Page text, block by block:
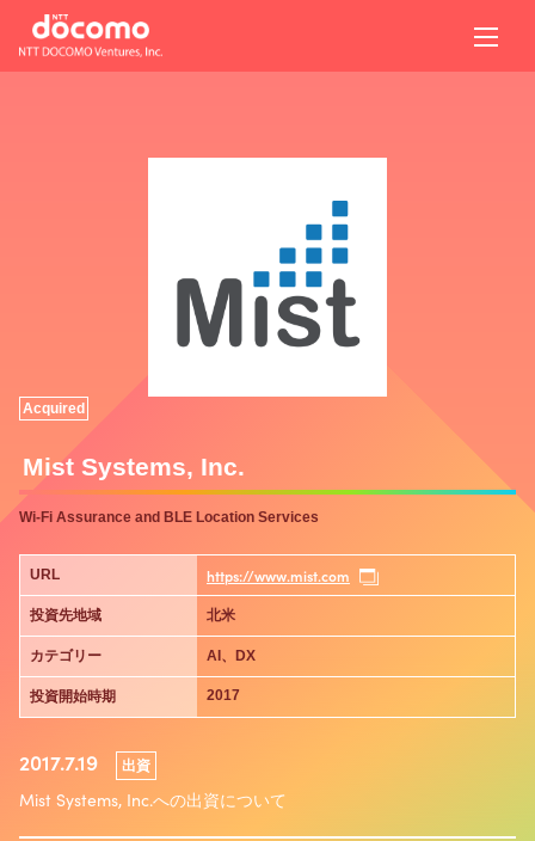
Acquired
Mist Systems, Inc.
Wi-Fi Assurance and BLE Location Services
URL https://www.mist.com
投資先地域 北米
カテゴリー AI、DX
投資開始時期 2017
2017.7.19 出資
Mist Systems, Inc.への出資について